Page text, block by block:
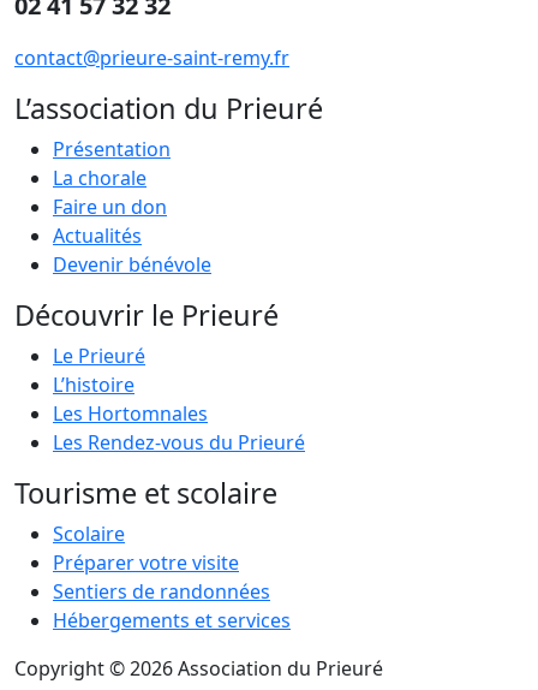
contact@prieure-saint-remy.fr
L’association du Prieuré
Présentation
La chorale
Faire un don
Actualités
Devenir bénévole
Découvrir le Prieuré
Le Prieuré
L’histoire
Les Hortomnales
Les Rendez-vous du Prieuré
Tourisme et scolaire
Scolaire
Préparer votre visite
Sentiers de randonnées
Hébergements et services
Copyright © 2026 Association du Prieuré